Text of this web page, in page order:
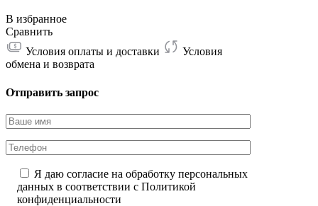
В избранное
Сравнить
Условия оплаты и доставки
Условия
обмена и возврата
Отправить запрос
Я даю согласие на обработку персональных
данных в соответствии с Политикой
конфиденциальности